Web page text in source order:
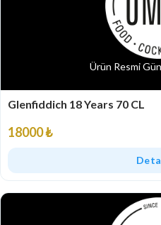
Ürün Resmi
Glenfiddich 18 Years 70 CL
18000 ₺